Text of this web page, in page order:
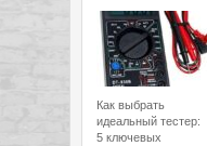
Как выбрать
идеальный тестер:
5 ключевых